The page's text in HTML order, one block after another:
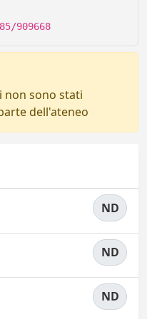
909668
non sono stati
dell'ateneo
ND
ND
ND